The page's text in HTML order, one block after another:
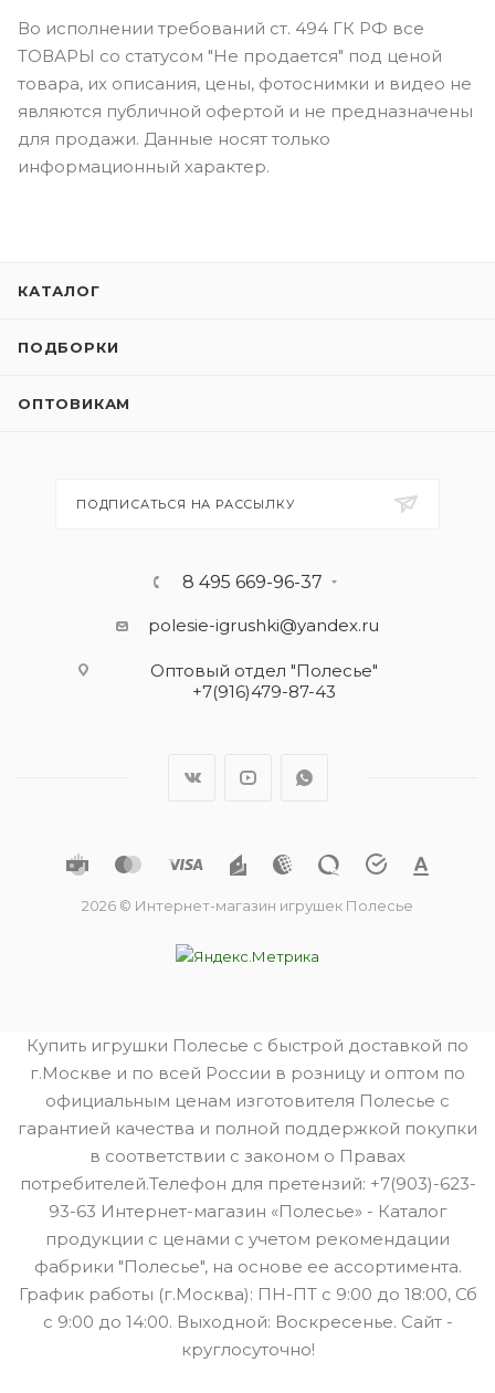
Во исполнении требований ст. 494 ГК РФ все
ТОВАРЫ со статусом "Не продается" под ценой
товара, их описания, цены, фотоснимки и видео не
являются публичной офертой и не предназначены
для продажи. Данные носят только
информационный характер.
КАТАЛОГ
ПОДБОРКИ
ОПТОВИКАМ
ПОДПИСАТЬСЯ НА РАССЫЛКУ
8 495 669-96-37
polesie-igrushki@yandex.ru
Оптовый отдел "Полесье"
+7(916)479-87-43
2026 © Интернет-магазин игрушек Полесье
Купить игрушки Полесье с быстрой доставкой по
г.Москве и по всей России в розницу и оптом по
официальным ценам изготовителя Полесье с
гарантией качества и полной поддержкой покупки
в соответствии с законом о Правах
потребителей.Телефон для претензий: +7(903)-623-
93-63 Интернет-магазин «Полесье» - Каталог
продукции с ценами с учетом рекомендации
фабрики "Полесье", на основе ее ассортимента.
График работы (г.Москва): ПН-ПТ с 9:00 до 18:00, Сб
с 9:00 до 14:00. Выходной: Воскресенье. Сайт -
круглосуточно!